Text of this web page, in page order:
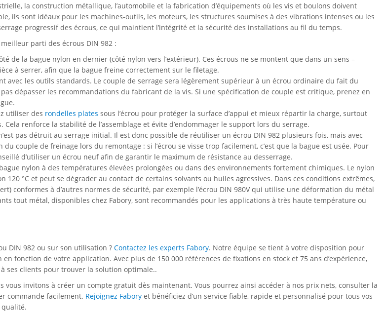
la construction métallique, l’automobile et la fabrication d’équipements où les vis et boulons doivent
ils sont idéaux pour les machines-outils, les moteurs, les structures soumises à des vibrations intenses ou les
progressif des écrous, ce qui maintient l’intégrité et la sécurité des installations au fil du temps.
parti des écrous DIN 982 :
de la bague nylon en dernier (côté nylon vers l’extérieur). Ces écrous ne se montent que dans un sens –
à serrer, afin que la bague freine correctement sur le filetage.
avec les outils standards. Le couple de serrage sera légèrement supérieur à un écrou ordinaire du fait du
dépasser les recommandations du fabricant de la vis. Si une spécification de couple est critique, prenez en
utiliser des rondelles plates sous l’écrou pour protéger la surface d’appui et mieux répartir la charge, surtout
renforce la stabilité de l’assemblage et évite d’endommager le support lors du serrage.
pas détruit au serrage initial. Il est donc possible de réutiliser un écrou DIN 982 plusieurs fois, mais avec
couple de freinage lors du remontage : si l’écrou se visse trop facilement, c’est que la bague est usée. Pour
d’utiliser un écrou neuf afin de garantir le maximum de résistance au desserrage.
nylon à des températures élevées prolongées ou dans des environnements fortement chimiques. Le nylon
120 °C et peut se dégrader au contact de certains solvants ou huiles agressives. Dans ces conditions extrêmes,
conformes à d’autres normes de sécurité, par exemple l’écrou DIN 980V qui utilise une déformation du métal
tout métal, disponibles chez Fabory, sont recommandés pour les applications à très haute température ou
DIN 982 ou sur son utilisation ? Contactez les experts Fabory. Notre équipe se tient à votre disposition pour
fonction de votre application. Avec plus de 150 000 références de fixations en stock et 75 ans d’expérience,
ses clients pour trouver la solution optimale..
vous invitons à créer un compte gratuit dès maintenant. Vous pourrez ainsi accéder à nos prix nets, consulter la
commande facilement. Rejoignez Fabory et bénéficiez d’un service fiable, rapide et personnalisé pour tous vos
qualité.